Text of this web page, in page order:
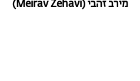
מירב זהבי (Meirav Zehavi)